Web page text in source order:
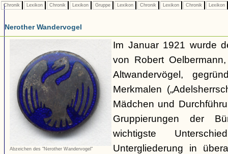
Chronik Lexikon Chronik Lexikon Gruppe Lexikon Chronik Lexikon Chronik Lexikon
Nerother Wandervogel
Abzeichen des "Nerother Wandervogel"
Im Januar 1921 wurde
von Robert
Altwandervögel,
Merkmalen
Mädchen und
Gruppierungen der
wichtigste
Untergliederung in